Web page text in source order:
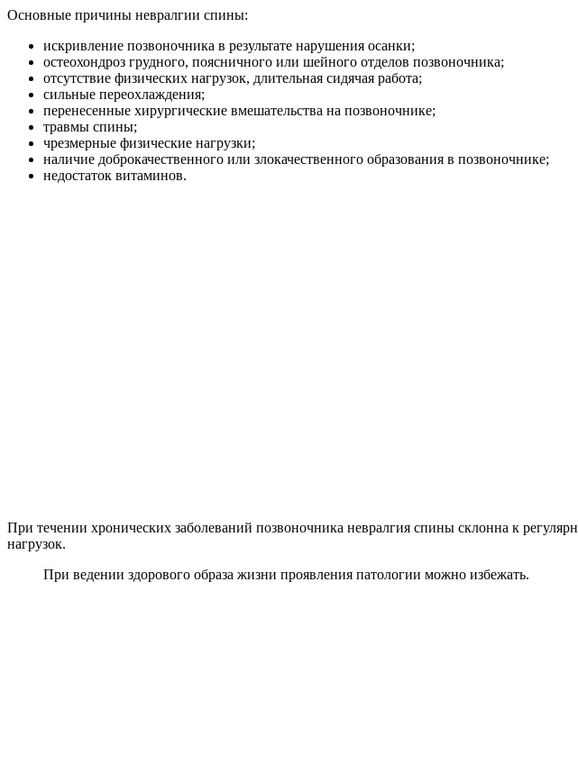
Основные причины невралгии спины:
искривление позвоночника в результате нарушения осанки;
остеохондроз грудного, поясничного или шейного отделов позвоночника;
отсутствие физических нагрузок, длительная сидячая работа;
сильные переохлаждения;
перенесенные хирургические вмешательства на позвоночнике;
травмы спины;
чрезмерные физические нагрузки;
наличие доброкачественного или злокачественного образования в позвоночнике;
недостаток витаминов.
При течении хронических заболеваний позвоночника невралгия спины склонна к
нагрузок.
При ведении здорового образа жизни проявления патологии можно избежать.